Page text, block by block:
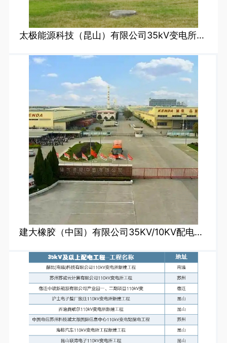
太极能源科技（昆山）有限公司35kV变电所维修
建大橡胶（中国）有限公司35KV/10KV配电设备升级改造